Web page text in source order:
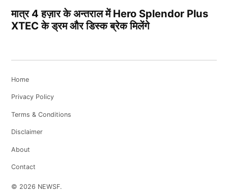
मात्र 4 हज़ार के अन्तराल में Hero Splendor Plus
XTEC के ड्रम और डिस्क ब्रेक मिलेंगे
Home
Privacy Policy
Terms & Conditions
Disclaimer
About
Contact
© 2026 NEWSF.